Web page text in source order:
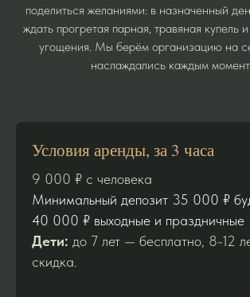
поделиться желаниями: в назначенный
ждать прогретая парная, травяная купель
угощения. Мы берём организацию на
наслаждались каждым
Условия аренды, за 3 часа
9 000 ₽ с человека
Минимальный депозит 35 000 ₽
40 000 ₽ выходные и праздничные
Дети: до 7 лет — бесплатно, 8-12
скидка.